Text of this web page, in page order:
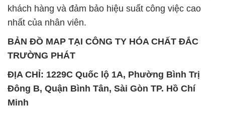
khách hàng và đảm bảo hiệu suất công việc cao
nhất của nhân viên.
BẢN ĐỒ MAP TẠI CÔNG TY HÓA CHẤT ĐẮC
TRƯỜNG PHÁT
ĐỊA CHỈ: 1229C Quốc lộ 1A, Phường Bình Trị
Đông B, Quận Bình Tân, Sài Gòn TP. Hồ Chí
Minh